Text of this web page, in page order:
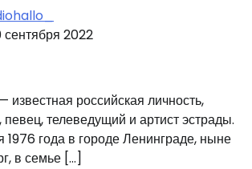
сентября 2022
известная российская личность,
певец, телеведущий и артист эстрады.
1976 года в городе Ленинграде, ныне
в семье […]